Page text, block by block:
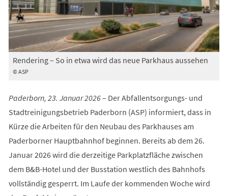
© ASP
Rendering – So in etwa wird das neue Parkhaus aussehen
Paderborn, 23. Januar 2026– Der Abfallentsorgungs- und
Stadtreinigungsbetrieb Paderborn (ASP) informiert, dass in
Kürze die Arbeiten für den Neubau des Parkhauses am
Paderborner Hauptbahnhof beginnen. Bereits ab dem 26.
Januar 2026 wird die derzeitige Parkplatzfläche zwischen
dem B&B-Hotel und der Busstation westlich des Bahnhofs
vollständig gesperrt. Im Laufe der kommenden Woche wird